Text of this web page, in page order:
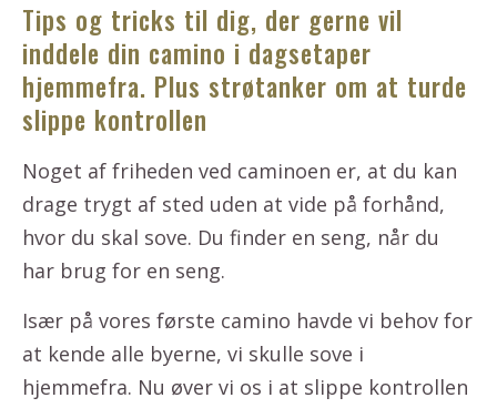
Tips og tricks til dig, der gerne vil
inddele din camino i dagsetaper
hjemmefra. Plus strøtanker om at turde
slippe kontrollen
Noget af friheden ved caminoen er, at du kan
drage trygt af sted uden at vide på forhånd,
hvor du skal sove. Du finder en seng, når du
har brug for en seng.
Især på vores første camino havde vi behov for
at kende alle byerne, vi skulle sove i
hjemmefra. Nu øver vi os i at slippe kontrollen